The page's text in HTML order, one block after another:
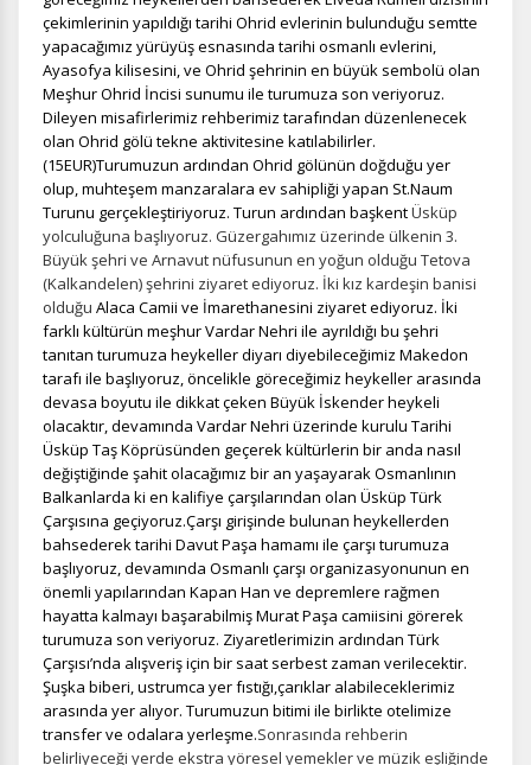
çekimlerinin yapıldığı tarihi Ohrid evlerinin bulunduğu semtte
yapacağımız yürüyüş esnasında tarihi osmanlı evlerini,
Ayasofya kilisesini, ve Ohrid şehrinin en büyük sembolü olan
Meşhur Ohrid İncisi sunumu ile turumuza son veriyoruz.
Dileyen misafirlerimiz rehberimiz tarafından düzenlenecek
olan Ohrid gölü tekne aktivitesine katılabilirler.
(15EUR)Turumuzun ardından Ohrid gölünün doğduğu yer
olup, muhteşem manzaralara ev sahipliği yapan St.Naum
Turunu gerçekleştiriyoruz. Turun ardından başkentÜsküp
yolculuğuna başlıyoruz. Güzergahımız üzerinde ülkenin 3.
Büyük şehri ve Arnavut nüfusunun en yoğun olduğu Tetova
(Kalkandelen) şehrini ziyaret ediyoruz. İki kız kardeşin banisi
olduğu Alaca Camii ve İmarethanesini ziyaret ediyoruz. İki
farklı kültürün meşhur Vardar Nehri ile ayrıldığı bu şehri
tanıtan turumuza heykeller diyarı diyebileceğimiz Makedon
tarafı ile başlıyoruz, öncelikle göreceğimiz heykeller arasında
devasa boyutu ile dikkat çeken Büyük İskender heykeli
olacaktır, devamında Vardar Nehri üzerinde kurulu Tarihi
Üsküp Taş Köprüsünden geçerek kültürlerin bir anda nasıl
değiştiğinde şahit olacağımız bir an yaşayarak Osmanlının
Balkanlarda ki en kalifiye çarşılarından olan Üsküp Türk
Çarşısına geçiyoruz.Çarşı girişinde bulunan heykellerden
bahsederek tarihi Davut Paşa hamamı ile çarşı turumuza
başlıyoruz, devamında Osmanlı çarşı organizasyonunun en
önemli yapılarından Kapan Han ve depremlere rağmen
hayatta kalmayı başarabilmiş Murat Paşa camiisini görerek
turumuza son veriyoruz. Ziyaretlerimizin ardından Türk
Çarşısı’nda alışveriş için bir saat serbest zaman verilecektir.
Şuşka biberi, ustrumca yer fıstığı,çarıklar alabileceklerimiz
arasında yer alıyor. Turumuzun bitimi ile birlikte otelimize
transfer ve odalara yerleşme.Sonrasında rehberin
belirliyeceği yerde ekstra yöresel yemekler ve müzik eşliğinde